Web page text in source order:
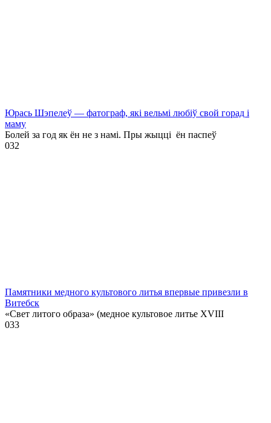
Юрась Шэпелеў — фатограф, які вельмі любіў свой горад і
маму
Болей за год як ён не з намі. Пры жыцці ён паспеў
032
Памятники медного культового литья впервые привезли в
Витебск
«Свет литого образа» (медное культовое литье XVIII
033